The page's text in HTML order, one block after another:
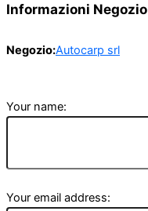
Informazioni Negozio
Negozio:Autocarp srl
Your name:
Your email address: